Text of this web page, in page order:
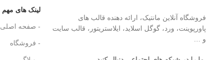
فروشگاه آنلاین مانتیک، ارائه دهنده قالب های
پاورپوینت، ورد، گوگل اسلاید، ایلاستریتور، قالب سایت
و …
لینک های مهم
- صفحه اصلی
- فروشگاه